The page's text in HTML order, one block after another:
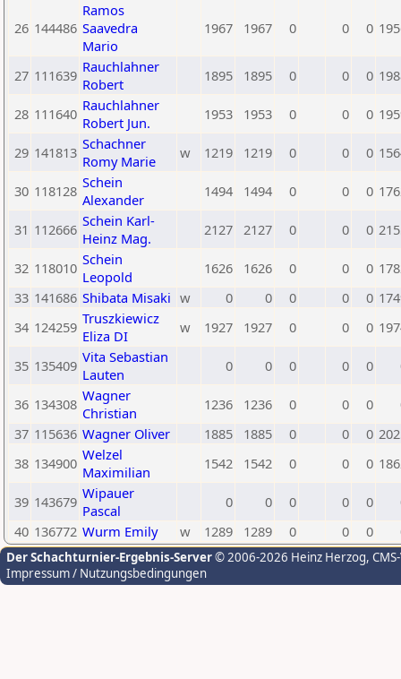
26 144486
Ramos
Saavedra
Mario
1967 1967 0 0 0
27 111639 Rauchlahner
Robert
1895 1895 0 0 0
28 111640 Rauchlahner
Robert Jun.
1953 1953 0 0 0
29 141813 Schachner
Romy Marie
w 1219 1219 0 0 0
30 118128 Schein
Alexander
1494 1494 0 0 0
31 112666 Schein Karl-
Heinz Mag.
2127 2127 0 0 0
32 118010 Schein
Leopold
1626 1626 0 0 0
33 141686 Shibata Misaki w 0 0 0 0 0
34 124259 Truszkiewicz
Eliza DI
w 1927 1927 0 0 0
35 135409 Vita Sebastian
Lauten
0 0 0 0 0
36 134308 Wagner
Christian
1236 1236 0 0 0
37 115636 Wagner Oliver 1885 1885 0 0 0
38 134900 Welzel
Maximilian
1542 1542 0 0 0
39 143679 Wipauer
Pascal
0 0 0 0 0
40 136772 Wurm Emily w 1289 1289 0 0 0
Der Schachturnier-Ergebnis-Server© 2006-2026 Heinz Herzog,
Impressum / Nutzungsbedingungen